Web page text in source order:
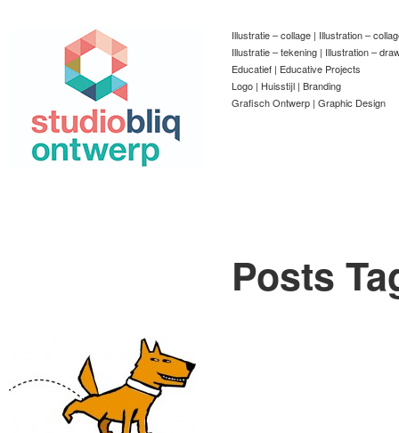
Illustratie – collage | Illustration –
Illustratie – tekening | Illustration –
Educatief | Educative Projects
Logo | Huisstijl | Branding
Grafisch Ontwerp | Graphic Design
Posts